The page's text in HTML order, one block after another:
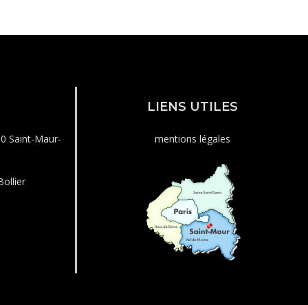
Saint-Maur-
LIENS UTILES
mentions légales